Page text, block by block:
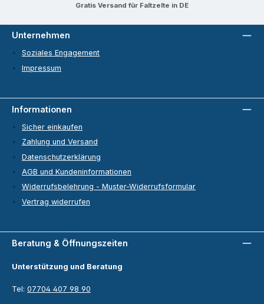
Gratis Versand für Faltzelte in DE
Beratung & Öffnungszeiten
Unterstützung und Beratung
Tel: 07704 407 98 90
Unternehmen
Soziales Engagement
Impressum
Informationen
Sicher einkaufen
Zahlung und Versand
Datenschutzerklärung
AGB und Kundeninformationen
Widerrufsbelehrung - Muster-Widerrufsformular
Vertrag widerrufen